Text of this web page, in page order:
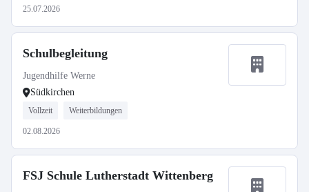
25.07.2026
Schulbegleitung
Jugendhilfe Werne
Südkirchen
Vollzeit Weiterbildungen
02.08.2026
FSJ Schule Lutherstadt Wittenberg